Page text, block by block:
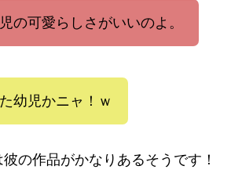
の可愛らしさがいいのよ。
幼児かニャ！ｗ
の作品がかなりあるそうです！